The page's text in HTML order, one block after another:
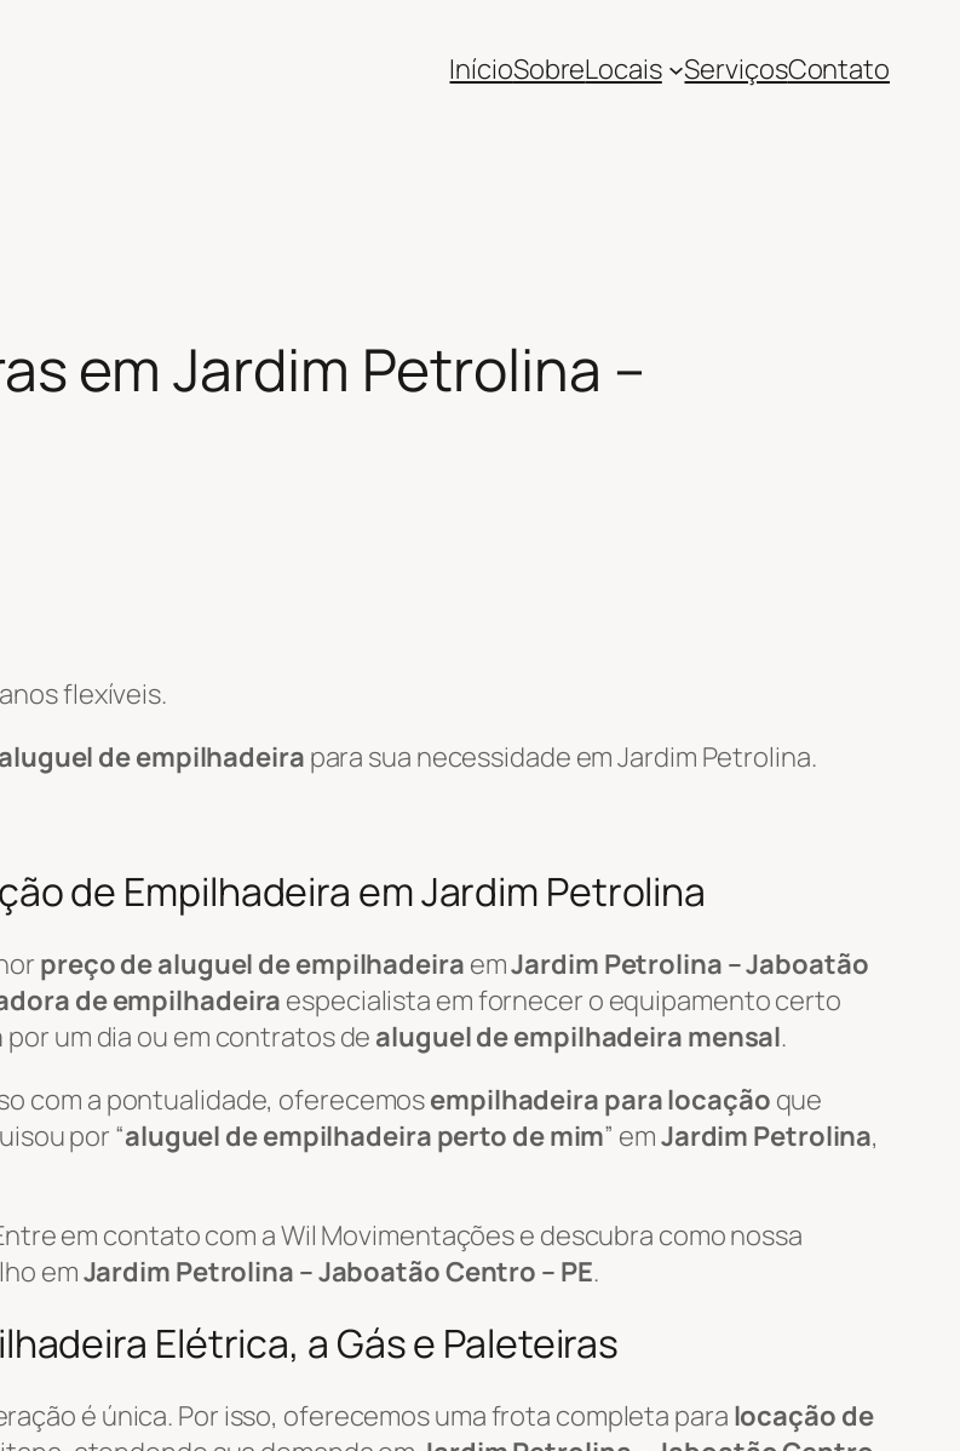
InícioSobreLocais ServiçosContato
em Jardim Petrolina –
flexíveis.
de empilhadeirapara sua necessidade em Jardim Petrolina.
de Empilhadeira em Jardim Petrolina
preço de aluguel de empilhadeira emJardim Petrolina – Jaboatão
de empilhadeira especialista em fornecer o equipamento certo
por um dia ou em contratos de aluguel de empilhadeira mensal.
com a pontualidade, oferecemosempilhadeira para locação que
por “aluguel de empilhadeira perto de mim” emJardim Petrolina,
em contato com a Wil Movimentações e descubra como nossa
emJardim Petrolina – Jaboatão Centro – PE.
Elétrica, a Gás e Paleteiras
é única. Por isso, oferecemos uma frota completa para locação de